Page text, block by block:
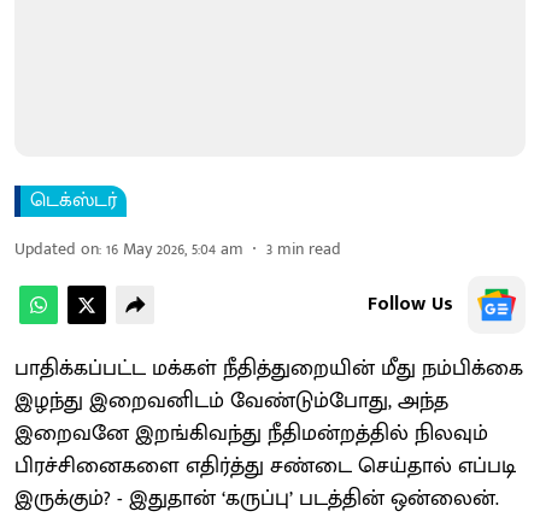
டெக்ஸ்டர்
Updated on:16 May 2026, 5:04 am 3 min read
Follow Us
பாதிக்கப்பட்ட மக்கள் நீதித்துறையின் மீது நம்பிக்கை
இழந்து இறைவனிடம் வேண்டும்போது, அந்த
இறைவனே இறங்கிவந்து நீதிமன்றத்தில் நிலவும்
பிரச்சினைகளை எதிர்த்து சண்டை செய்தால் எப்படி
இருக்கும்? - இதுதான் ‘கருப்பு’ படத்தின் ஒன்லைன்.